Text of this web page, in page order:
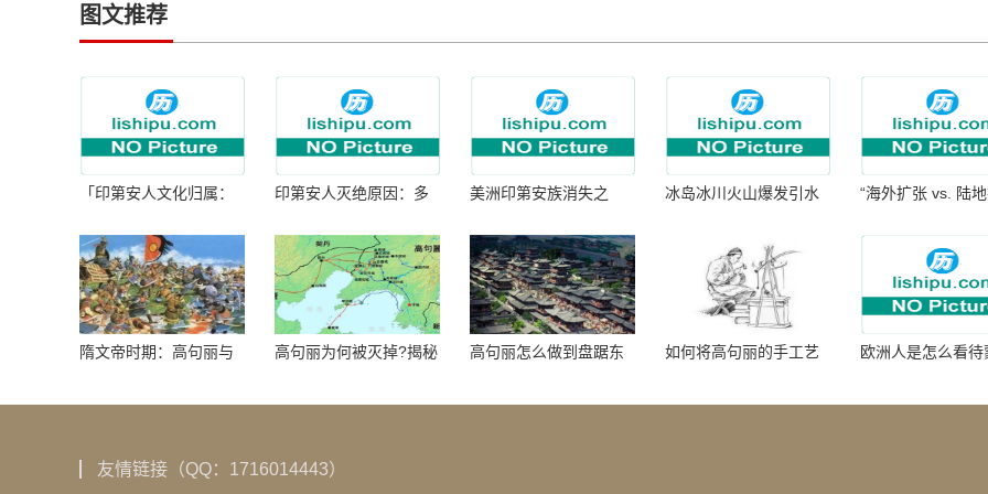
图文推荐
「印第安人文化归属：
印第安人灭绝原因：多
美洲印第安族消失之
冰岛冰川火山爆发引水
“海外扩张 vs. 陆
隋文帝时期：高句丽与
高句丽为何被灭掉?揭秘
秘！
高句丽怎么做到盘踞东
如何将高句丽的手工艺
欧洲人是怎么看待
友情链接（QQ：1716014443）